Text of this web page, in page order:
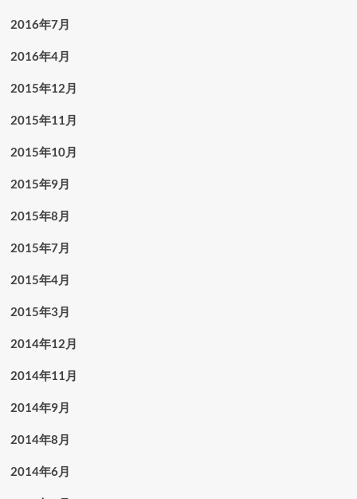
2016年7月
2016年4月
2015年12月
2015年11月
2015年10月
2015年9月
2015年8月
2015年7月
2015年4月
2015年3月
2014年12月
2014年11月
2014年9月
2014年8月
2014年6月